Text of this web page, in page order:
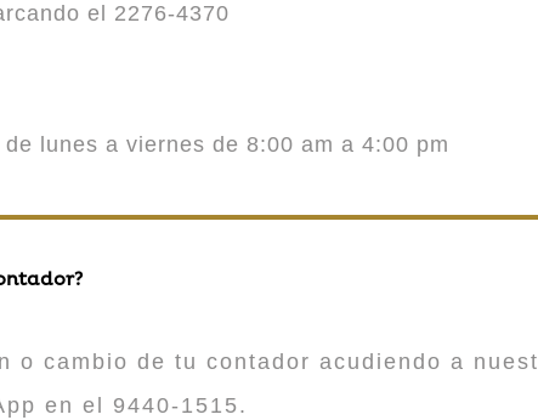
el 2276-4370
lunes a viernes de 8:00 am a 4:00 pm
o cambio de tu contador acudiendo a
en el 9440-1515.